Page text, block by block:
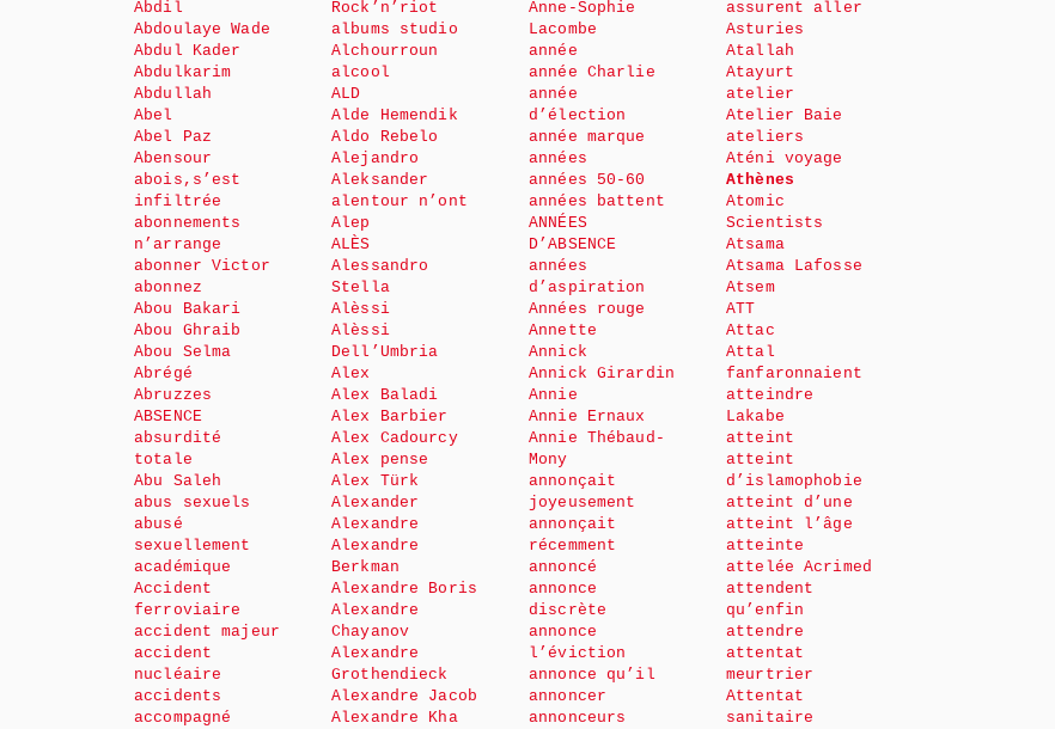
Abdil
Abdoulaye Wade
Abdul Kader
Abdulkarim
Abdullah
Abel
Abel Paz
Abensour
abois,s’est
infiltrée
abonnements
n’arrange
abonner Victor
abonnez
Abou Bakari
Abou Ghraib
Abou Selma
Abrégé
Abruzzes
ABSENCE
absurdité
totale
Abu Saleh
abus sexuels
abusé
sexuellement
académique
Accident
ferroviaire
accident majeur
accident
nucléaire
accidents
accompagné
Rock’n’riot
albums studio
Alchourroun
alcool
ALD
Alde Hemendik
Aldo Rebelo
Alejandro
Aleksander
alentour n’ont
Alep
ALÈS
Alessandro
Stella
Alèssi
Alèssi
Dell’Umbria
Alex
Alex Baladi
Alex Barbier
Alex Cadourcy
Alex pense
Alex Türk
Alexander
Alexandre
Alexandre
Berkman
Alexandre Boris
Alexandre
Chayanov
Alexandre
Grothendieck
Alexandre Jacob
Alexandre Kha
Anne-Sophie
Lacombe
année
année Charlie
année
d’élection
année marque
années
années 50-60
années battent
ANNÉES
D’ABSENCE
années
d’aspiration
Années rouge
Annette
Annick
Annick Girardin
Annie
Annie Ernaux
Annie Thébaud-
Mony
annonçait
joyeusement
annonçait
récemment
annoncé
annonce
discrète
annonce
l’éviction
annonce qu’il
annoncer
annonceurs
assurent aller
Asturies
Atallah
Atayurt
atelier
Atelier Baie
ateliers
Aténi voyage
Athènes
Atomic
Scientists
Atsama
Atsama Lafosse
Atsem
ATT
Attac
Attal
fanfaronnaient
atteindre
Lakabe
atteint
atteint
d’islamophobie
atteint d’une
atteint l’âge
atteinte
attelée Acrimed
attendent
qu’enfin
attendre
attentat
meurtrier
Attentat
sanitaire